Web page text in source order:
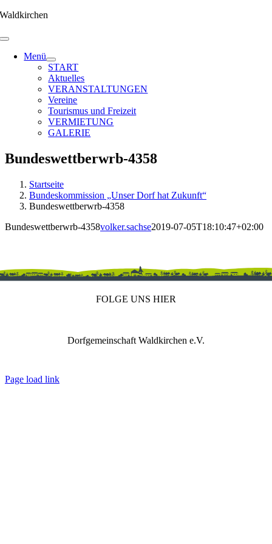
Zum
springen
Waldkirchen
Menü
START
Aktuelles
VERANSTALTUNGEN
Vereine
Tourismus und Freizeit
VERMIETUNG
GALERIE
Bundeswettberwrb-4358
Startseite
Bundeskommission „Unser Dorf hat Zukunft“
Bundeswettberwrb-4358
Bundeswettberwrb-4358volker.sachse2019-07-05T18:10:47+02:00
FOLGE UNS HIER
Dorfgemeinschaft Waldkirchen e.V.
Page load link